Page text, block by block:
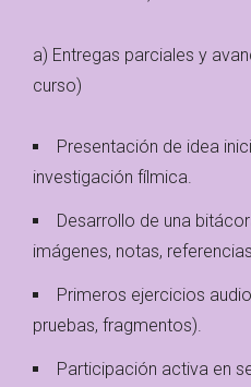
a) Entregas parciales y
curso)
Presentación de idea
investigación fílmica.
Desarrollo de una
imágenes, notas,
Primeros ejercicios
pruebas, fragmentos).
Participación activa en